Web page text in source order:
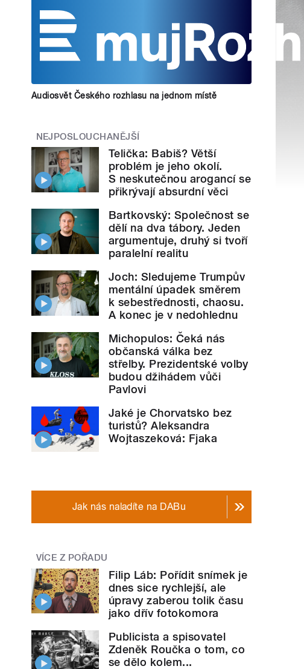
Audiosvět Českého rozhlasu na jednom místě
NEJPOSLOUCHANĚJŠÍ
Telička: Babiš? Větší
problém je jeho okolí.
S neskutečnou arogancí se
přikrývají absurdní věci
Bartkovský: Společnost se
dělí na dva tábory. Jeden
argumentuje, druhý si tvoří
paralelní realitu
Joch: Sledujeme Trumpův
mentální úpadek směrem
k sebestřednosti, chaosu.
A konec je v nedohlednu
Michopulos: Čeká nás
občanská válka bez
střelby. Prezidentské volby
budou džihádem vůči
Pavlovi
Jaké je Chorvatsko bez
turistů? Aleksandra
Wojtaszeková: Fjaka
Jak nás naladíte na DABu
VÍCE Z POŘADU
Filip Láb: Pořídit snímek je
dnes sice rychlejší, ale
úpravy zaberou tolik času
jako dřív fotokomora
Publicista a spisovatel
Zdeněk Roučka o tom, co
se dělo kolem...